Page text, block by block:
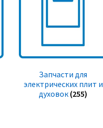
Запчасти для
электрических плит и
духовок (255)